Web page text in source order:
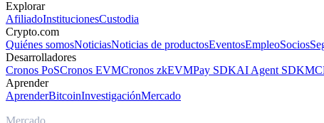
Explorar
AfiliadoInstitucionesCustodia
Crypto.com
Quiénes somosNoticiasNoticias de productosEventosEmpleoSocios
Desarrolladores
Cronos PoSCronos EVMCronos zkEVMPay SDKAI Agent SDK
Aprender
AprenderBitcoinInvestigaciónMercado
Mercado